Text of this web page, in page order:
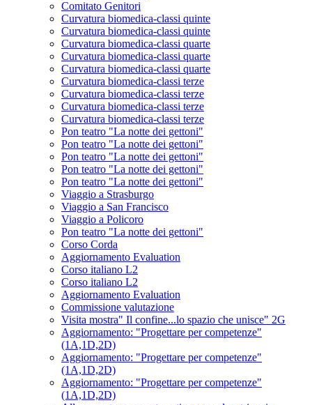
Comitato Genitori
Curvatura biomedica-classi quinte
Curvatura biomedica-classi quinte
Curvatura biomedica-classi quarte
Curvatura biomedica-classi quarte
Curvatura biomedica-classi quarte
Curvatura biomedica-classi terze
Curvatura biomedica-classi terze
Curvatura biomedica-classi terze
Curvatura biomedica-classi terze
Pon teatro "La notte dei gettoni"
Pon teatro "La notte dei gettoni"
Pon teatro "La notte dei gettoni"
Pon teatro "La notte dei gettoni"
Pon teatro "La notte dei gettoni"
Viaggio a Strasburgo
Viaggio a San Francisco
Viaggio a Policoro
Pon teatro "La notte dei gettoni"
Corso Corda
Aggiornamento Evaluation
Corso italiano L2
Corso italiano L2
Aggiornamento Evaluation
Commissione valutazione
Visita mostra" Il confine...lo spazio che unisce" 2G
Aggiornamento: "Progettare per competenze"
(1A,1D,2D)
Aggiornamento: "Progettare per competenze"
(1A,1D,2D)
Aggiornamento: "Progettare per competenze"
(1A,1D,2D)